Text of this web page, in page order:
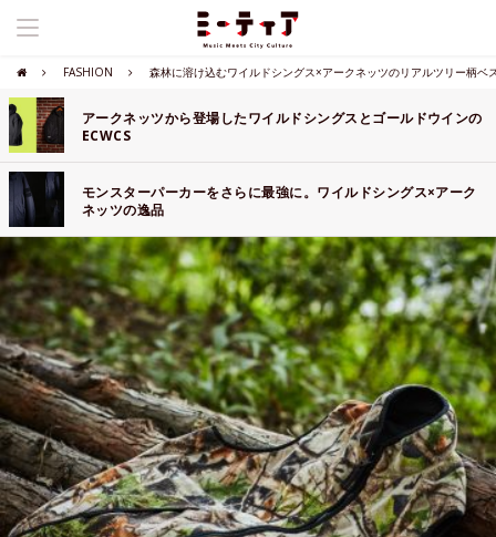
FASHION 森林に溶け込むワイルドシングス×アークネッツのリアルツリー柄ベ
アークネッツから登場したワイルドシングスとゴールドウインの
ECWCS
モンスターパーカーをさらに最強に。ワイルドシングス×アーク
ネッツの逸品